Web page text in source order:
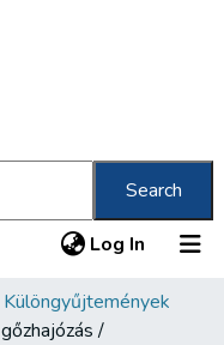
Search
Log In (current)
Különgyűjtemények
/